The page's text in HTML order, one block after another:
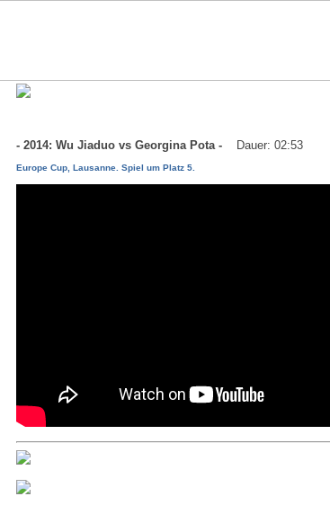
- 2014: Wu Jiaduo vs Georgina Pota - Dauer: 02:53
Europe Cup, Lausanne. Spiel um Platz 5.